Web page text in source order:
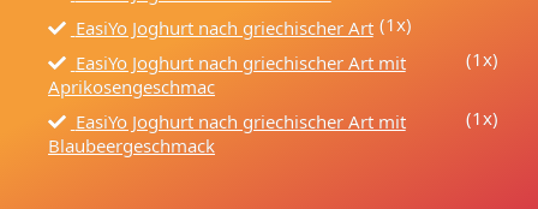
EasiYo Joghurt nach griechischer Art (1x)
EasiYo Joghurt nach griechischer Art mit
Aprikosengeschmac
(1x)
EasiYo Joghurt nach griechischer Art mit
Blaubeergeschmack
(1x)